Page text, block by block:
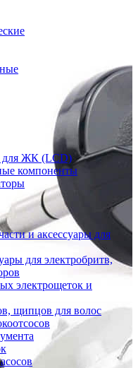
для ЖК (LCD)
компоненты
и аксессуары для
для электробритв,
электрощеток и
щипцов для волос